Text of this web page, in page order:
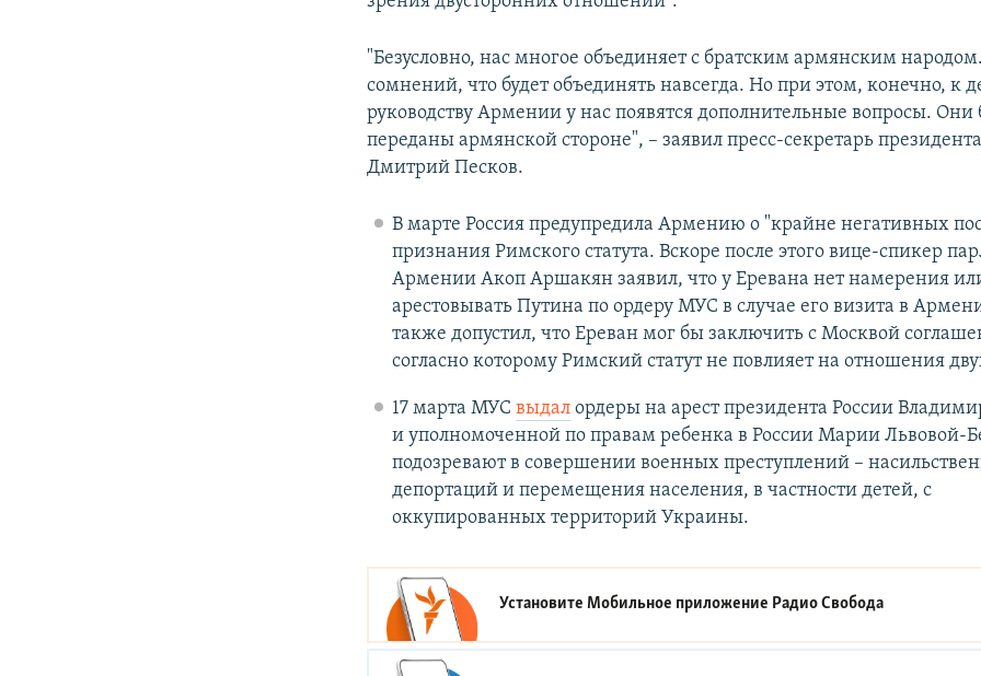
"Безусловно, нас многое объединяет с братским армянским
сомнений, что будет объединять навсегда. Но при этом, конечно, к
руководству Армении у нас появятся дополнительные вопросы. Они
переданы армянской стороне", – заявил пресс-секретарь
Дмитрий Песков.
В марте Россия предупредила Армению о "крайне негативных
признания Римского статута. Вскоре после этого вице-спикер
Армении Акоп Аршакян заявил, что у Еревана нет намерения
арестовывать Путина по ордеру МУС в случае его визита в
также допустил, что Ереван мог бы заключить с Москвой
согласно которому Римский статут не повлияет на отношения
17 марта МУС выдалордеры на арест президента России
и уполномоченной по правам ребенка в России Марии Львовой-
подозревают в совершении военных преступлений –
депортаций и перемещения населения, в частности детей, с
оккупированных территорий Украины.
Установите Мобильное приложение Радио Свобода